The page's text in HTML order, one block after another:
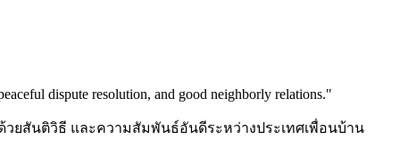
dispute resolution, and good neighborly relations."
ยสันติวิธี และความสัมพันธ์อันดีระหว่างประเทศเพื่อนบ้าน